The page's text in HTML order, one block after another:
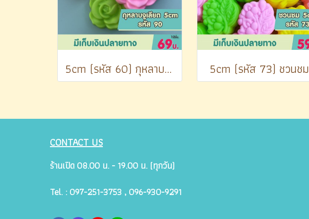
5cm (รหัส 60) กุหลาบจูเลียต 5cm (รหัส 73) ชวนชม
CONTACT US
ร้านเปิด 08.00 น. - 19.00 น. (ทุกวัน)
Tel. : 097-251-3753 , 096-930-9291